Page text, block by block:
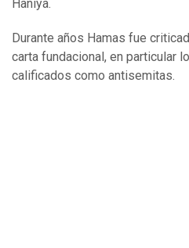
Haniya.
Durante años Hamas fue
carta fundacional, en particular
calificados como antisemitas.